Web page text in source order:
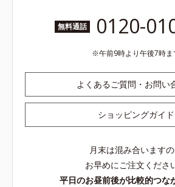
無料通話 0120-
午前9時より午後7時ま
よくあるご質問・お問い
ショッピングガイド
月末は混み合います
お早めにご注文くださ
平日のお昼前後が比較的つな